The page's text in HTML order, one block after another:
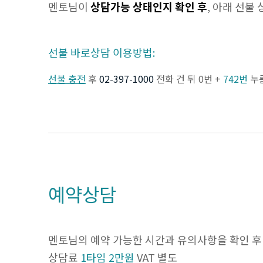
멘토님이 상담가능 상태인지 확인 후, 아래 선불
선불 바로상담 이용방법:
선불 충전 후 02-397-1000 전화 건 뒤 0번 + 742번 누
예약상담
멘토님의 예약 가능한 시간과 유의사항을 확인
상담료 1타임 2만원 VAT 별도